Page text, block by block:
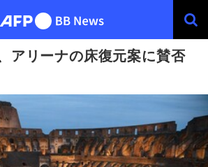
アリーナの床復元案に賛否